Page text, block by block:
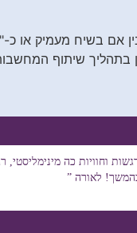
אם בשיח מעמיק או
בתהליך שיתוף
וחוויות כה
לאורה ”